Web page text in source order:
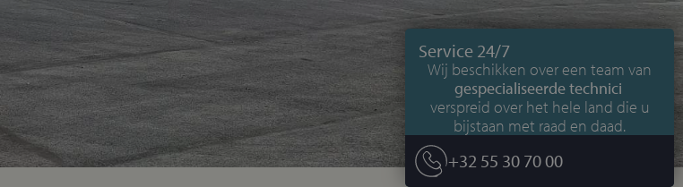
Service 24/7
Wij beschikken over een team van
gespecialiseerde technici
verspreid over het hele land die u
bijstaan met raad en daad.
+32 55 30 70 00